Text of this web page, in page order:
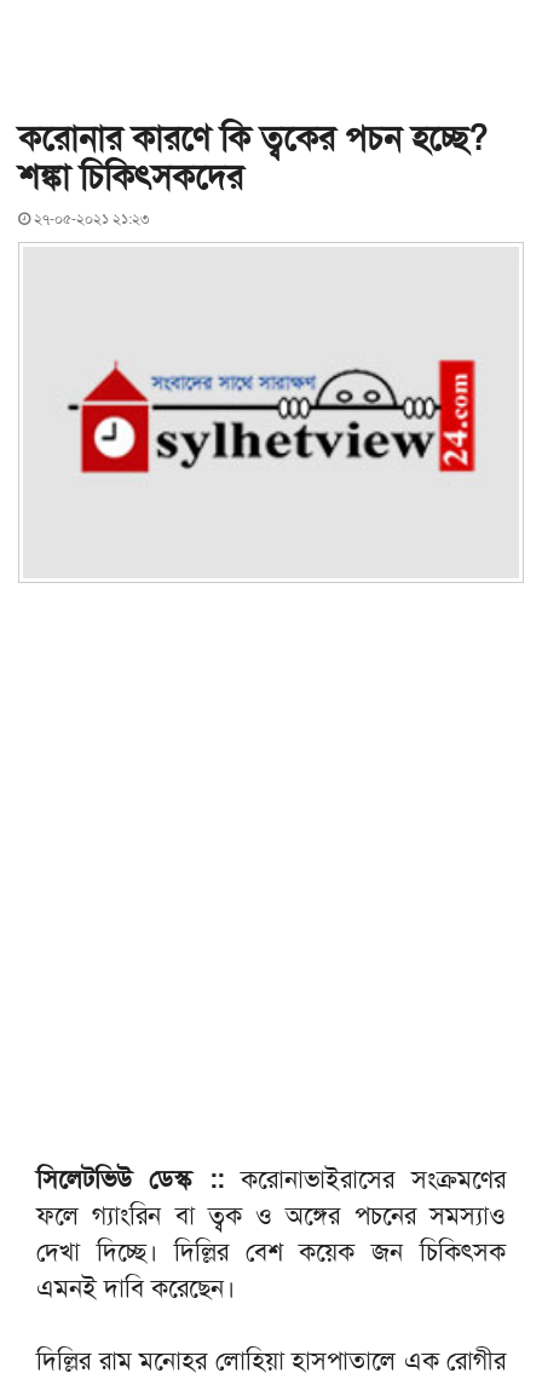
করোনার কারণে কি ত্বকের পচন হচ্ছে?
শঙ্কা চিকিৎসকদের
২৭-০৫-২০২১ ২১:২৩
সিলেটভিউ ডেস্ক ::করোনাভাইরাসের সংক্রমণের
ফলে গ্যাংরিন বা ত্বক ও অঙ্গের পচনের সমস্যাও
দেখা দিচ্ছে। দিল্লির বেশ কয়েক জন চিকিৎসক
এমনই দাবি করেছেন।
দিল্লির রাম মনোহর লোহিয়া হাসপাতালে এক রোগীর